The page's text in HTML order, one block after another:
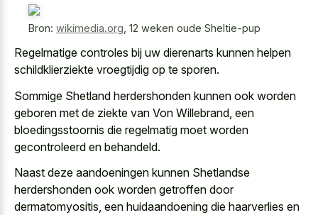
Bron: wikimedia.org 12 weken oude Sheltie-pup
Regelmatige controles bij uw dierenarts kunnen helpen
schildklierziekte vroegtijdig op te sporen.
Sommige Shetland herdershonden kunnen ook worden
geboren met de ziekte van Von Willebrand, een
bloedingsstoornis die regelmatig moet worden
gecontroleerd en behandeld.
Naast deze aandoeningen kunnen Shetlandse
herdershonden ook worden getroffen door
dermatomyositis, een huidaandoening die haarverlies en